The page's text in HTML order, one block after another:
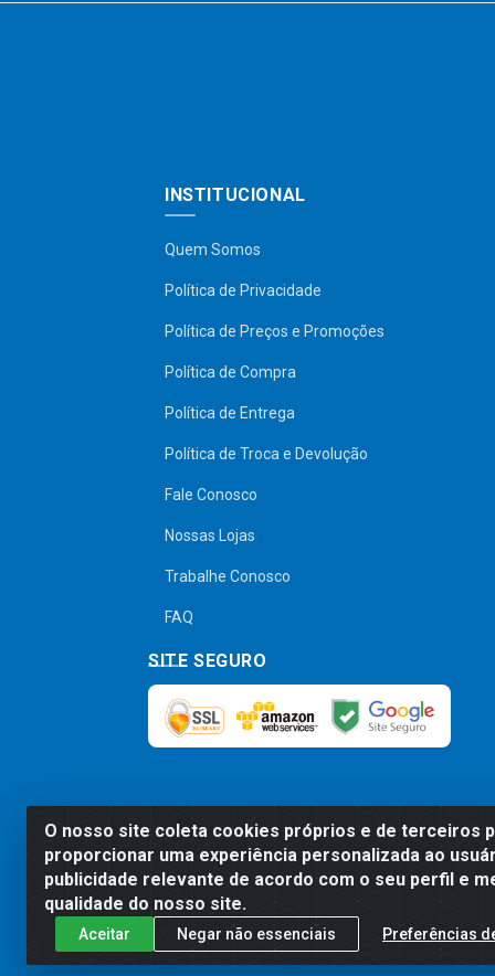
O nosso site coleta cookies próprios e de terceiros
proporcionar uma experiência personalizada ao
publicidade relevante de acordo com o seu perfil e
qualidade do nosso site.
Aceitar Negar não essenciais Preferências
INSTITUCIONAL
Quem Somos
Política de Privacidade
Política de Preços e Promoções
Política de Compra
Política de Entrega
Política de Troca e Devolução
Fale Conosco
Nossas Lojas
Trabalhe Conosco
FAQ
SITE SEGURO
Preços, promoções, condições de
será válido o preço que for exibido no
Comercial de Construção 2001